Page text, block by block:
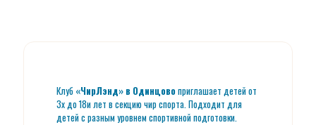
Клуб«ЧирЛэнд» в Одинцовоприглашает детей от
3х до 18и лет в секцию чир спорта. Подходит для
детей с разным уровнем спортивной подготовки.